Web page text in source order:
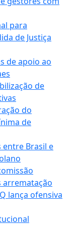
para
de Justiça
de apoio ao
de
do
de
Brasil e
arrematação
lança ofensiva